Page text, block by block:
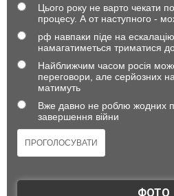
Цього року не варто чекати
процесу. А от наступного -
рф навпаки піде на
намагатиметься триматися
Найближчим часом росія
переговори, але серйозних
матимуть
Вже давно не роблю жодних
завершення війни
ФОТО